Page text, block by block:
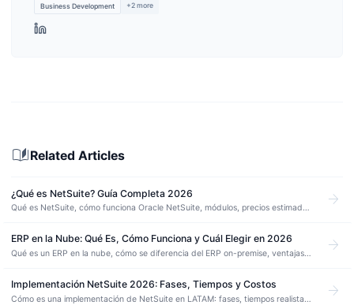
Business Development
+2 more
auto_storiesRelated Articles
¿Qué es NetSuite? Guía Completa 2026
Qué es NetSuite, cómo funciona Oracle NetSuite, módulos, precios estimados
arrow_forward
ERP en la Nube: Qué Es, Cómo Funciona y Cuál Elegir en 2026
Qué es un ERP en la nube, cómo se diferencia del ERP on-premise, ventajas,
arrow_forward
Implementación NetSuite 2026: Fases, Tiempos y Costos
Cómo es una implementación de NetSuite en LATAM: fases, tiempos realistas,
arrow_forward